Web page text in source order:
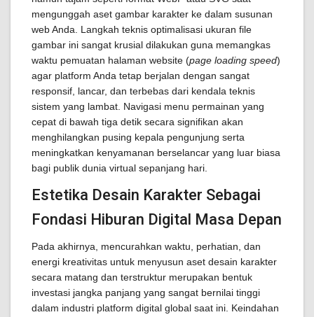
mengunggah aset gambar karakter ke dalam susunan
web Anda. Langkah teknis optimalisasi ukuran file
gambar ini sangat krusial dilakukan guna memangkas
waktu pemuatan halaman website (page loading speed)
agar platform Anda tetap berjalan dengan sangat
responsif, lancar, dan terbebas dari kendala teknis
sistem yang lambat. Navigasi menu permainan yang
cepat di bawah tiga detik secara signifikan akan
menghilangkan pusing kepala pengunjung serta
meningkatkan kenyamanan berselancar yang luar biasa
bagi publik dunia virtual sepanjang hari.
Estetika Desain Karakter Sebagai
Fondasi Hiburan Digital Masa Depan
Pada akhirnya, mencurahkan waktu, perhatian, dan
energi kreativitas untuk menyusun aset desain karakter
secara matang dan terstruktur merupakan bentuk
investasi jangka panjang yang sangat bernilai tinggi
dalam industri platform digital global saat ini. Keindahan